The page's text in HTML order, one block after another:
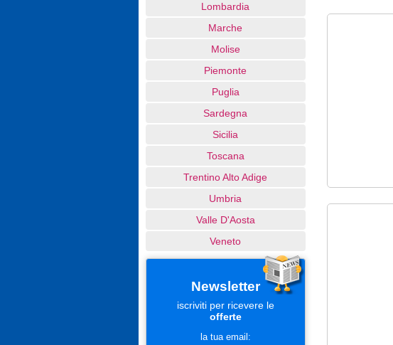
Lombardia
Marche
Molise
Piemonte
Puglia
Sardegna
Sicilia
Toscana
Trentino Alto Adige
Umbria
Valle D'Aosta
Veneto
Newsletter
iscriviti per ricevere le
offerte
la tua email: